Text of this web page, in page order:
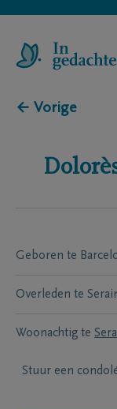
← Vorige
Geboren te
Overleden te
Woonachtig te
Stuur een